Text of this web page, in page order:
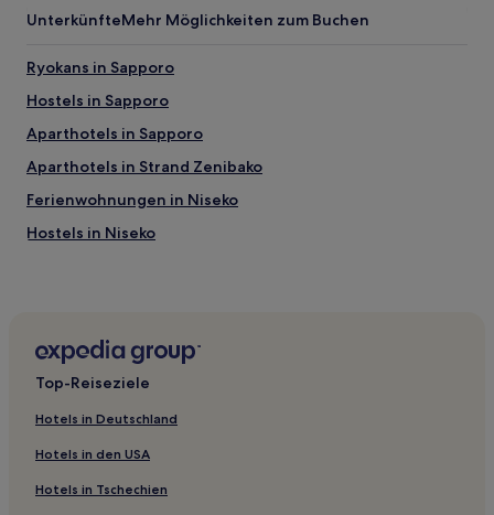
UnterkünfteMehr Möglichkeiten zum Buchen
Ryokans in Sapporo
Hostels in Sapporo
Aparthotels in Sapporo
Aparthotels in Strand Zenibako
Ferienwohnungen in Niseko
Hostels in Niseko
Ferienwohnungen in Chuo-ku
Ryokans in See Shikotsu
Ryokans in Noboribetsu
5-Sterne-Hotels in Niseko
3-Sterne-Hotels in See Shikotsu
Top-Reiseziele
Hotels in Deutschland
Hotels in den USA
Hotels in Tschechien